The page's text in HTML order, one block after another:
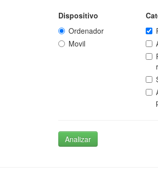
Dispositivo
Ordenador
Movil
Analizar